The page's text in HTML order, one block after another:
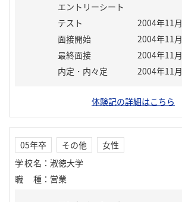
エントリーシート
テスト
2004年11月
面接開始
2004年11月
最終面接
2004年11月
内定・内々定
2004年11月
体験記の詳細はこちら
05年卒 その他
女性
学校名 ： 淑徳大学
職種 ： 営業